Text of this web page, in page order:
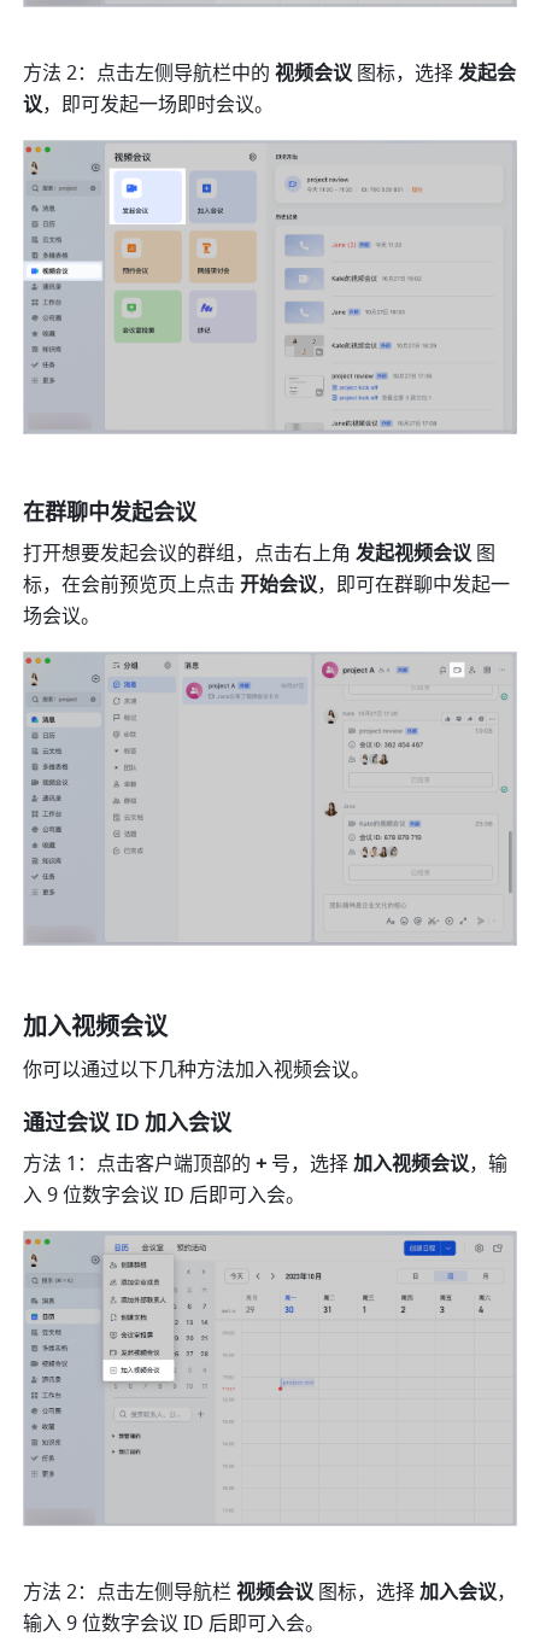
方法 2：点击左侧导航栏中的 视频会议 图标，选择 发起会
议，即可发起一场即时会议。
在群聊中发起会议
打开想要发起会议的群组，点击右上角 发起视频会议 图
标，在会前预览页上点击 开始会议，即可在群聊中发起一
场会议。
加入视频会议
你可以通过以下几种方法加入视频会议。
通过会议 ID 加入会议
方法 1：点击客户端顶部的 + 号，选择 加入视频会议，输
入 9 位数字会议 ID 后即可入会。
方法 2：点击左侧导航栏 视频会议 图标，选择 加入会议，
输入 9 位数字会议 ID 后即可入会。